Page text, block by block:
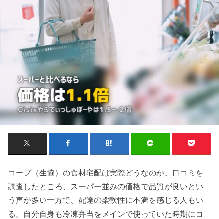
コープ（生協）の食材宅配は実際どうなのか。口コミを
調査したところ、スーパー並みの価格で品質が良いとい
う声が多い一方で、配達の柔軟性に不満を感じる人もい
る。自分自身も冷凍弁当をメインで使っていた時期にコ